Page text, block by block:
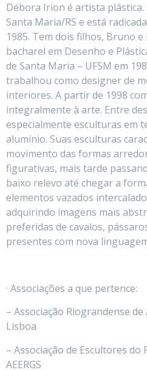
Débora Irion é artista plástica.
Santa Maria/RS e está
1985. Tem dois filhos, Bruno e
bacharel em Desenho e
de Santa Maria – UFSM em
trabalhou como designer de
interiores. A partir de 1998
integralmente à arte. Entre
especialmente esculturas em
alumínio. Suas esculturas
movimento das formas
figurativas, mais tarde
baixo relevo até chegar a
elementos vazados
adquirindo imagens mais
preferidas de cavalos,
presentes com nova
· Associações a que pertence:
– Associação Riograndense
Lisboa
– Associação de Escultores do
AEERGS